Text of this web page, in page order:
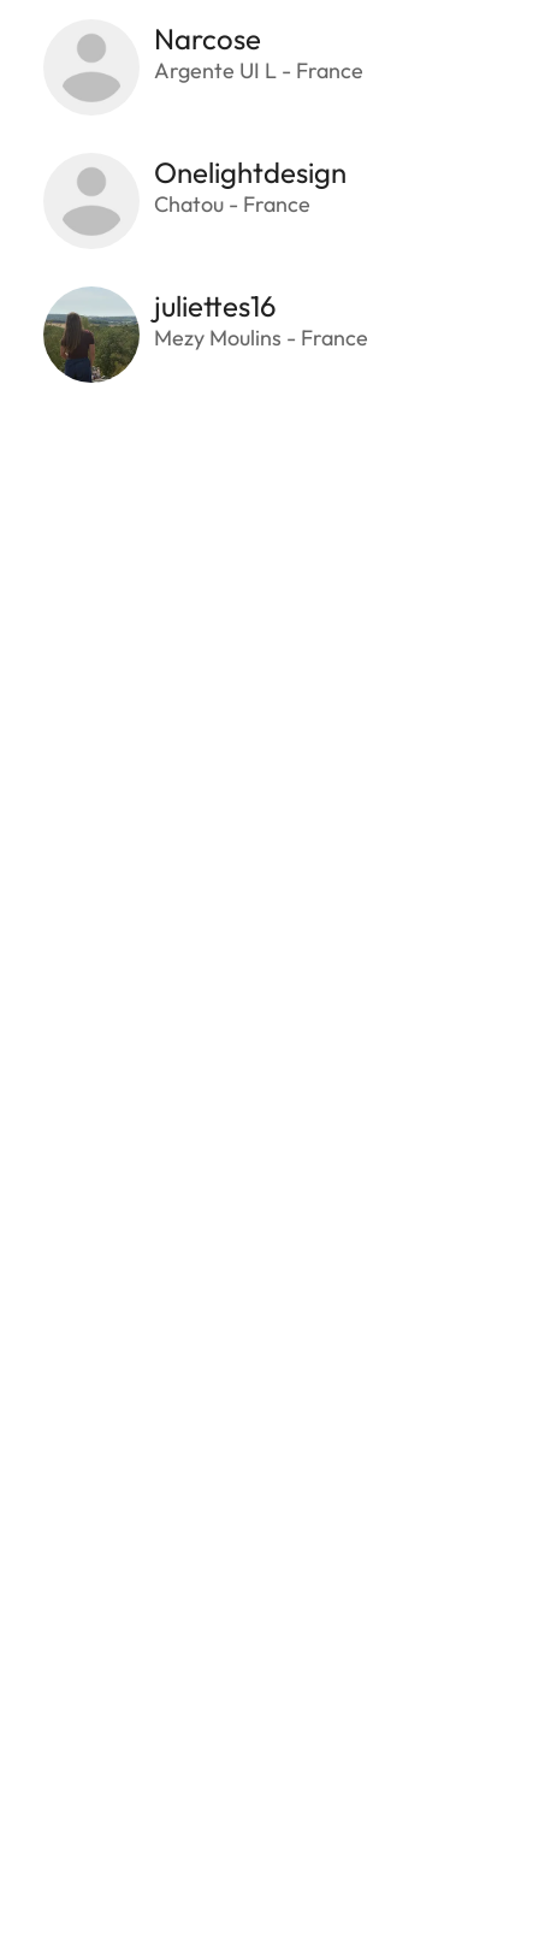
Narcose
Argente UI L - France
Onelightdesign
Chatou - France
juliettes16
Mezy Moulins - France